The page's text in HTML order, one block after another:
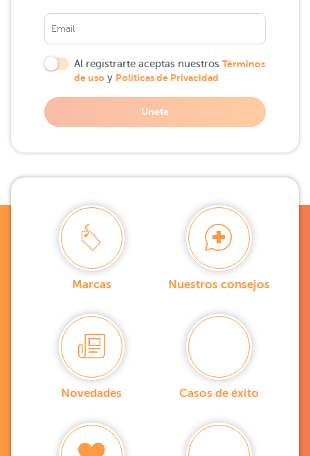
Al registrarte aceptas nuestros Términos
de uso y Políticas de Privacidad
Unete
Marcas Nuestros consejos
Novedades Casos de éxito